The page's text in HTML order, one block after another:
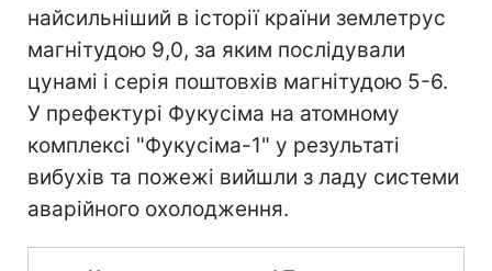
найсильніший в історії країни землетрус
магнітудою 9,0, за яким послідували
цунамі і серія поштовхів магнітудою 5-6.
У префектурі Фукусіма на атомному
комплексі "Фукусіма-1" у результаті
вибухів та пожежі вийшли з ладу системи
аварійного охолодження.